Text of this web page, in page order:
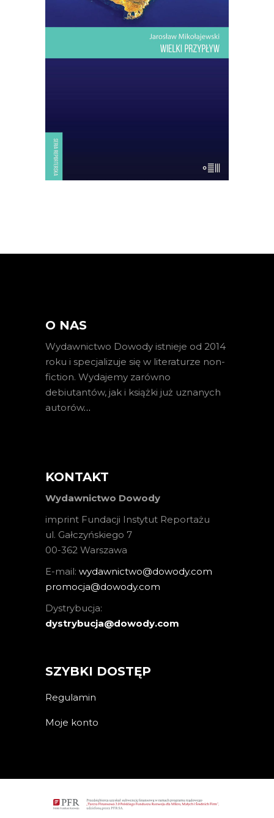
Dwadzieścia kilometrów kwadratowych
lądu na Morzu Śródziemnym.
Najwyższe wzniesienie: sto trzydzieści
trzy metry. Drzew prawie nie ma. Ptaki
O NAS
Wydawnictwo Dowody istnieje od 2014
roku i specjalizuje się w literaturze non-
fiction. Wydajemy zarówno
debiutantów, jak i książki już uznanych
autorów…
KONTAKT
Wydawnictwo Dowody
imprint Fundacji Instytut Reportażu
ul. Gałczyńskiego 7
00-362 Warszawa
E-mail: wydawnictwo@dowody.com
promocja@dowody.com
Dystrybucja:
dystrybucja@dowody.com
SZYBKI DOSTĘP
Regulamin
Moje konto